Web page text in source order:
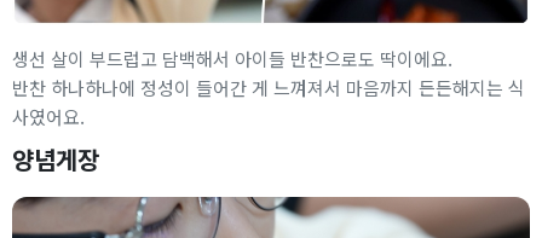
생선 살이 부드럽고 담백해서 아이들 반찬으로도 딱이에요.
반찬 하나하나에 정성이 들어간 게 느껴져서 마음까지 든든해지는 식
사였어요.
양념게장